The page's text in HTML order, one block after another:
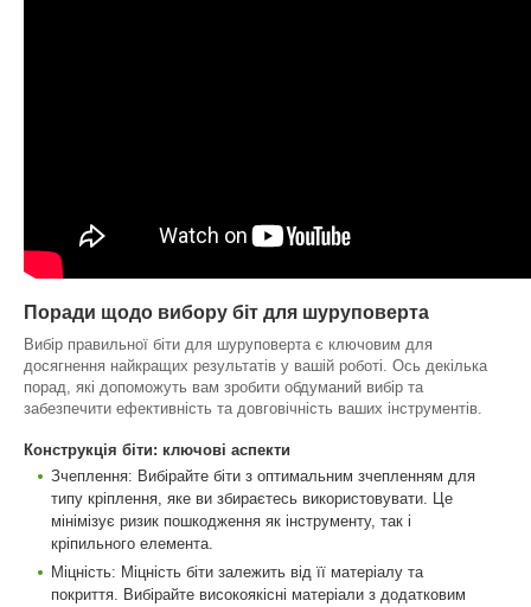
Поради щодо вибору біт для шуруповерта
Вибір правильної біти для шуруповерта є ключовим для
досягнення найкращих результатів у вашій роботі. Ось декілька
порад, які допоможуть вам зробити обдуманий вибір та
забезпечити ефективність та довговічність ваших інструментів.
Конструкція біти: ключові аспекти
Зчеплення: Вибірайте біти з оптимальним зчепленням для
типу кріплення, яке ви збираєтесь використовувати. Це
мінімізує ризик пошкодження як інструменту, так і
кріпильного елемента.
Міцність: Міцність біти залежить від її матеріалу та
покриття. Вибірайте високоякісні матеріали з додатковим